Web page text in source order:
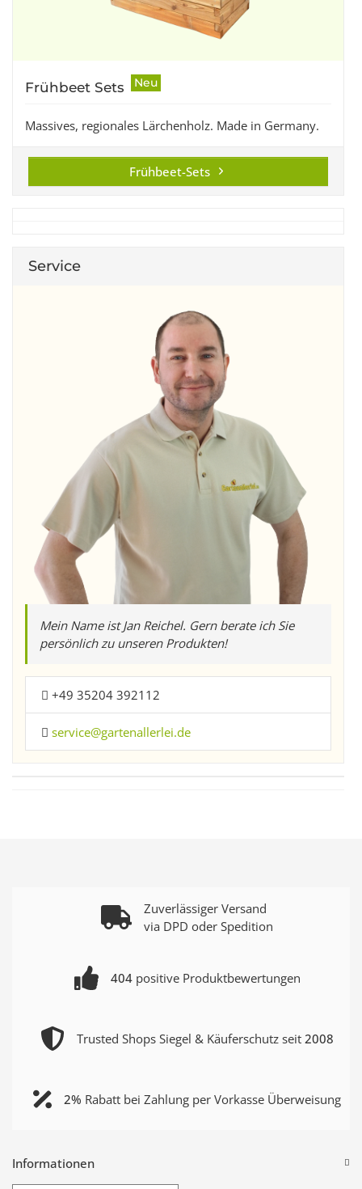
Frühbeet Sets Neu
Massives, regionales Lärchenholz. Made in Germany.
Frühbeet-Sets
Service
Mein Name ist Jan Reichel. Gern berate ich Sie
persönlich zu unseren Produkten!
+49 35204 392112
service@gartenallerlei.de
Zuverlässiger Versand
via DPD oder Spedition
404positive Produktbewertungen
Trusted Shops Siegel & Käuferschutz seit 2008
2% Rabatt bei Zahlung per Vorkasse Überweisung
Informationen